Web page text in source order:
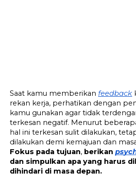
Saat kamu memberikan feedback
rekan kerja, perhatikan dengan
kamu gunakan agar tidak
terkesan negatif. Menurut
hal ini terkesan sulit dilakukan,
Fokus pada tujuan, berikan
dan simpulkan apa yang harus
dihindari di masa depan.